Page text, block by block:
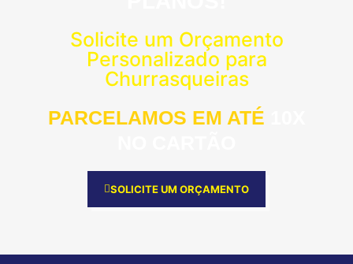
Solicite um Orçamento
Personalizado para
Churrasqueiras
PARCELAMOS EM ATÉ
SOLICITE UM ORÇAMENTO